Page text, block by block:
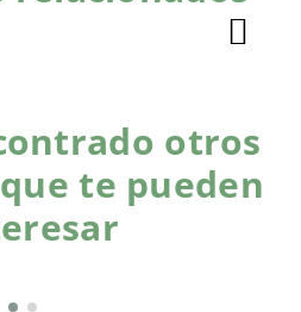
otros
te pueden